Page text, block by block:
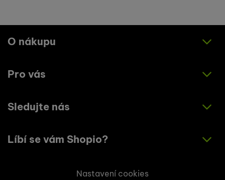
O nákupu
Jak nakupovat
Zásady ochrany osobních údajů
Pro vás
O nás
Sledujte nás
Instagram
Líbí se vám Shopio?
Nastavení cookies